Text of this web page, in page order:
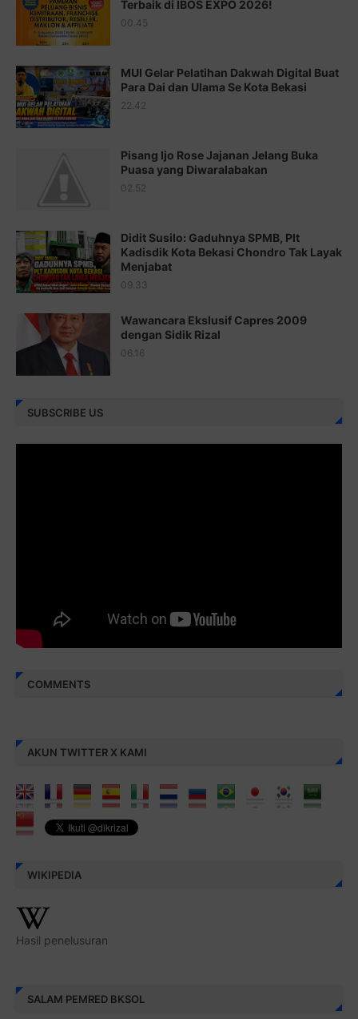
Juz 15 ⇨http://j.mp/2bFRQIM
Juz 17 ⇨http://j.mp/2brHsFz
Juz 18 ⇨http://j.mp/2b8SCfc
http://j.mp/2bFSq95
http://j.mp/2brI1zc
Juz 22 ⇨http://j.mp/2bFRxNP
Juz 23 ⇨http://j.mp/2brItxm
Juz 25 ⇨ http://j.mp/2brImlf
Juz 26 ⇨http://j.mp/2bFRHF2
Terbaik di IBOS EXPO 2026!
00.45
MUI Gelar Pelatihan Dakwah Digital Buat
Para Dai dan Ulama Se Kota Bekasi
22.42
Pisang Ijo Rose Jajanan Jelang Buka
Puasa yang Diwaralabakan
02.52
Didit Susilo: Gaduhnya SPMB, Plt
Kadisdik Kota Bekasi Chondro Tak Layak
Menjabat
09.33
Wawancara Ekslusif Capres 2009
dengan Sidik Rizal
06.16
SUBSCRIBE US
COMMENTS
AKUN TWITTER X KAMI
WIKIPEDIA
Hasil penelusuran
SALAM PEMRED BKSOL